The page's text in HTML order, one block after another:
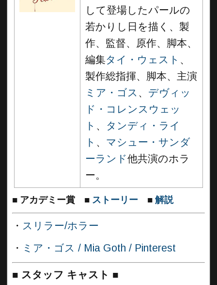
して登場したパールの
若かりし日を描く、製
作、監督、原作、脚本、
編集タイ・ウェスト 、
製作総指揮、脚本、主演
ミア・ゴス 、 デヴィッ
ド・コレンスウェッ
ト 、 タンディ・ライ
ト 、 マシュー・サンダ
ーランド他共演のホラ
ー。
■ アカデミー賞 ■ ストーリー ■ 解説
・ スリラー/ホラー
・ ミア・ゴス / Mia Goth / Pinterest
■ スタッフ キャスト ■